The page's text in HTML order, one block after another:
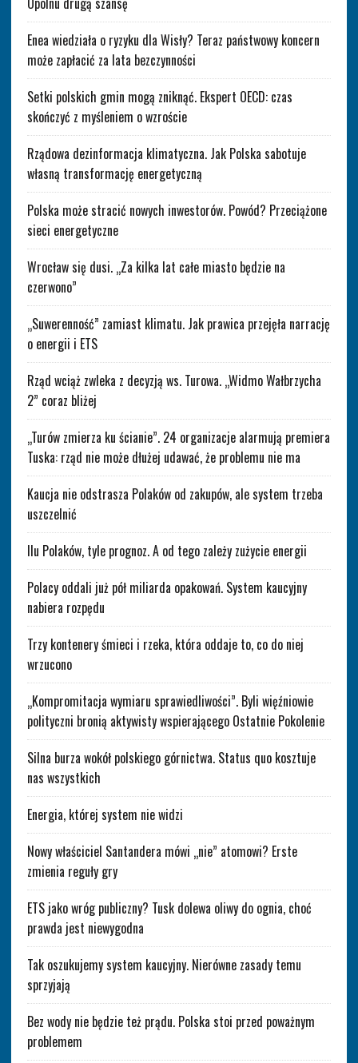
Enea wiedziała o ryzyku dla Wisły? Teraz państwowy koncern
może zapłacić za lata bezczynności
Setki polskich gmin mogą zniknąć. Ekspert OECD: czas
skończyć z myśleniem o wzroście
Rządowa dezinformacja klimatyczna. Jak Polska sabotuje
własną transformację energetyczną
Polska może stracić nowych inwestorów. Powód? Przeciążone
sieci energetyczne
Wrocław się dusi. „Za kilka lat całe miasto będzie na
czerwono”
„Suwerenność” zamiast klimatu. Jak prawica przejęła narrację
o energii i ETS
Rząd wciąż zwleka z decyzją ws. Turowa. „Widmo Wałbrzycha
2” coraz bliżej
„Turów zmierza ku ścianie”. 24 organizacje alarmują premiera
Tuska: rząd nie może dłużej udawać, że problemu nie ma
Kaucja nie odstrasza Polaków od zakupów, ale system trzeba
uszczelnić
Ilu Polaków, tyle prognoz. A od tego zależy zużycie energii
Polacy oddali już pół miliarda opakowań. System kaucyjny
nabiera rozpędu
Trzy kontenery śmieci i rzeka, która oddaje to, co do niej
wrzucono
„Kompromitacja wymiaru sprawiedliwości”. Byli więźniowie
polityczni bronią aktywisty wspierającego Ostatnie Pokolenie
Silna burza wokół polskiego górnictwa. Status quo kosztuje
nas wszystkich
Energia, której system nie widzi
Nowy właściciel Santandera mówi „nie” atomowi? Erste
zmienia reguły gry
ETS jako wróg publiczny? Tusk dolewa oliwy do ognia, choć
prawda jest niewygodna
Tak oszukujemy system kaucyjny. Nierówne zasady temu
sprzyjają
Bez wody nie będzie też prądu. Polska stoi przed poważnym
problemem